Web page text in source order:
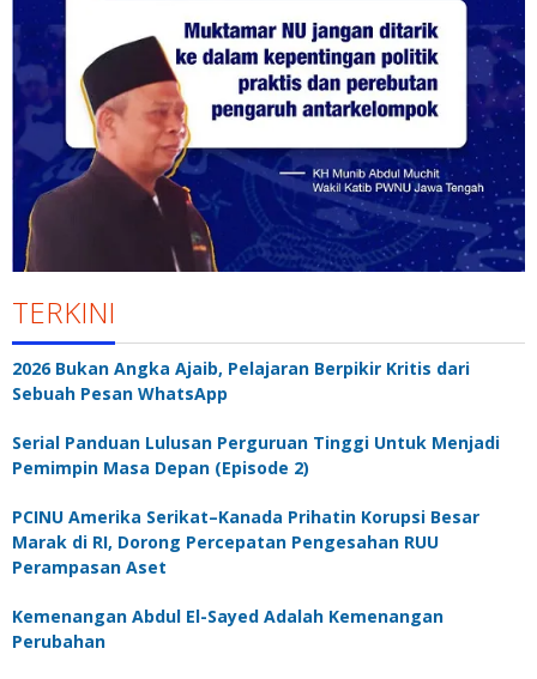
TERKINI
2026 Bukan Angka Ajaib, Pelajaran Berpikir Kritis dari
Sebuah Pesan WhatsApp
Serial Panduan Lulusan Perguruan Tinggi Untuk Menjadi
Pemimpin Masa Depan (Episode 2)
PCINU Amerika Serikat–Kanada Prihatin Korupsi Besar
Marak di RI, Dorong Percepatan Pengesahan RUU
Perampasan Aset
Kemenangan Abdul El-Sayed Adalah Kemenangan
Perubahan